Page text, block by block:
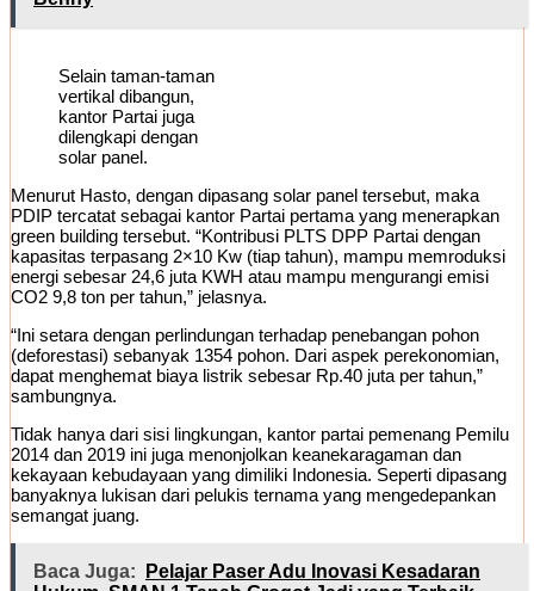
Selain taman-taman
vertikal dibangun,
kantor Partai juga
dilengkapi dengan
solar panel.
Menurut Hasto, dengan dipasang solar panel tersebut, maka
PDIP tercatat sebagai kantor Partai pertama yang menerapkan
green building tersebut. “Kontribusi PLTS DPP Partai dengan
kapasitas terpasang 2×10 Kw (tiap tahun), mampu memroduksi
energi sebesar 24,6 juta KWH atau mampu mengurangi emisi
CO2 9,8 ton per tahun,” jelasnya.
“Ini setara dengan perlindungan terhadap penebangan pohon
(deforestasi) sebanyak 1354 pohon. Dari aspek perekonomian,
dapat menghemat biaya listrik sebesar Rp.40 juta per tahun,”
sambungnya.
Tidak hanya dari sisi lingkungan, kantor partai pemenang Pemilu
2014 dan 2019 ini juga menonjolkan keanekaragaman dan
kekayaan kebudayaan yang dimiliki Indonesia. Seperti dipasang
banyaknya lukisan dari pelukis ternama yang mengedepankan
semangat juang.
Baca Juga:
Pelajar Paser Adu Inovasi Kesadaran